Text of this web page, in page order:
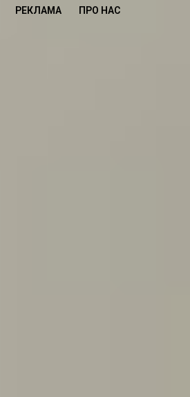
РЕКЛАМА ПРО НАС